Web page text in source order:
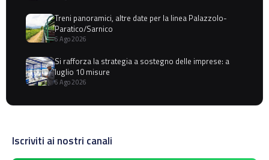
Treni panoramici, altre date per la linea Palazzolo-
Paratico/Sarnico
6 Ago 2026
Si rafforza la strategia a sostegno delle imprese: a
luglio 10 misure
6 Ago 2026
Iscriviti ai nostri canali